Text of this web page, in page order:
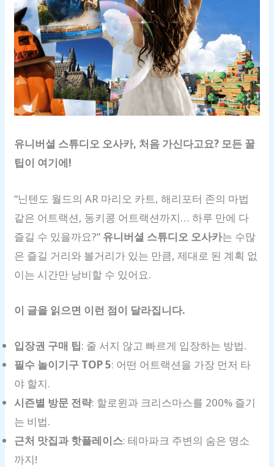
유니버셜 스튜디오 오사카, 처음 가신다고요? 모든 꿀
팁이 여기에!
“닌텐도 월드의 AR 마리오 카트, 해리포터 존의 마법
같은 어트랙션, 동키콩 어트랙션까지… 하루 만에 다
즐길 수 있을까요?” 유니버셜 스튜디오 오사카는 수많
은 즐길 거리와 볼거리가 있는 만큼, 제대로 된 계획 없
이는 시간만 낭비할 수 있어요.
이 글을 읽으면 이런 점이 달라집니다.
입장권 구매 팁: 줄 서지 않고 빠르게 입장하는 방법.
필수 놀이기구 TOP 5: 어떤 어트랙션을 가장 먼저 타
야 할지.
시즌별 방문 전략: 할로윈과 크리스마스를 200% 즐기
는 비법.
근처 맛집과 핫플레이스: 테마파크 주변의 숨은 명소
까지!